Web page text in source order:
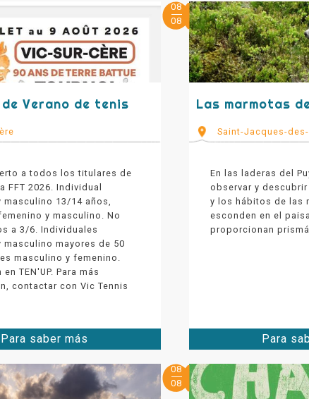
de Verano de tenis
a todos los titulares de
FFT 2026. Individual
masculino 13/14 años,
y masculino. No
a 3/6. Individuales
masculino mayores de 50
masculino y femenino.
TEN'UP. Para más
contactar con Vic Tennis
Para saber más
08
08
Las marmotas
Saint-Jacques-
En las laderas del
observar y
y los hábitos de las
esconden en el
proporcionan
Para
08
08